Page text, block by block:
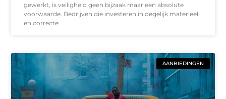
gewerkt, is veiligheid geen bijzaak maar een absolute
voorwaarde. Bedrijven die investeren in degelijk materieel
en correcte
AANBIEDINGEN